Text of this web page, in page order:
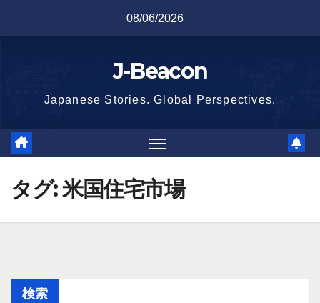
08/06/2026
J-Beacon
Japanese Stories. Global Perspectives.
タグ:米国住宅市場
検索